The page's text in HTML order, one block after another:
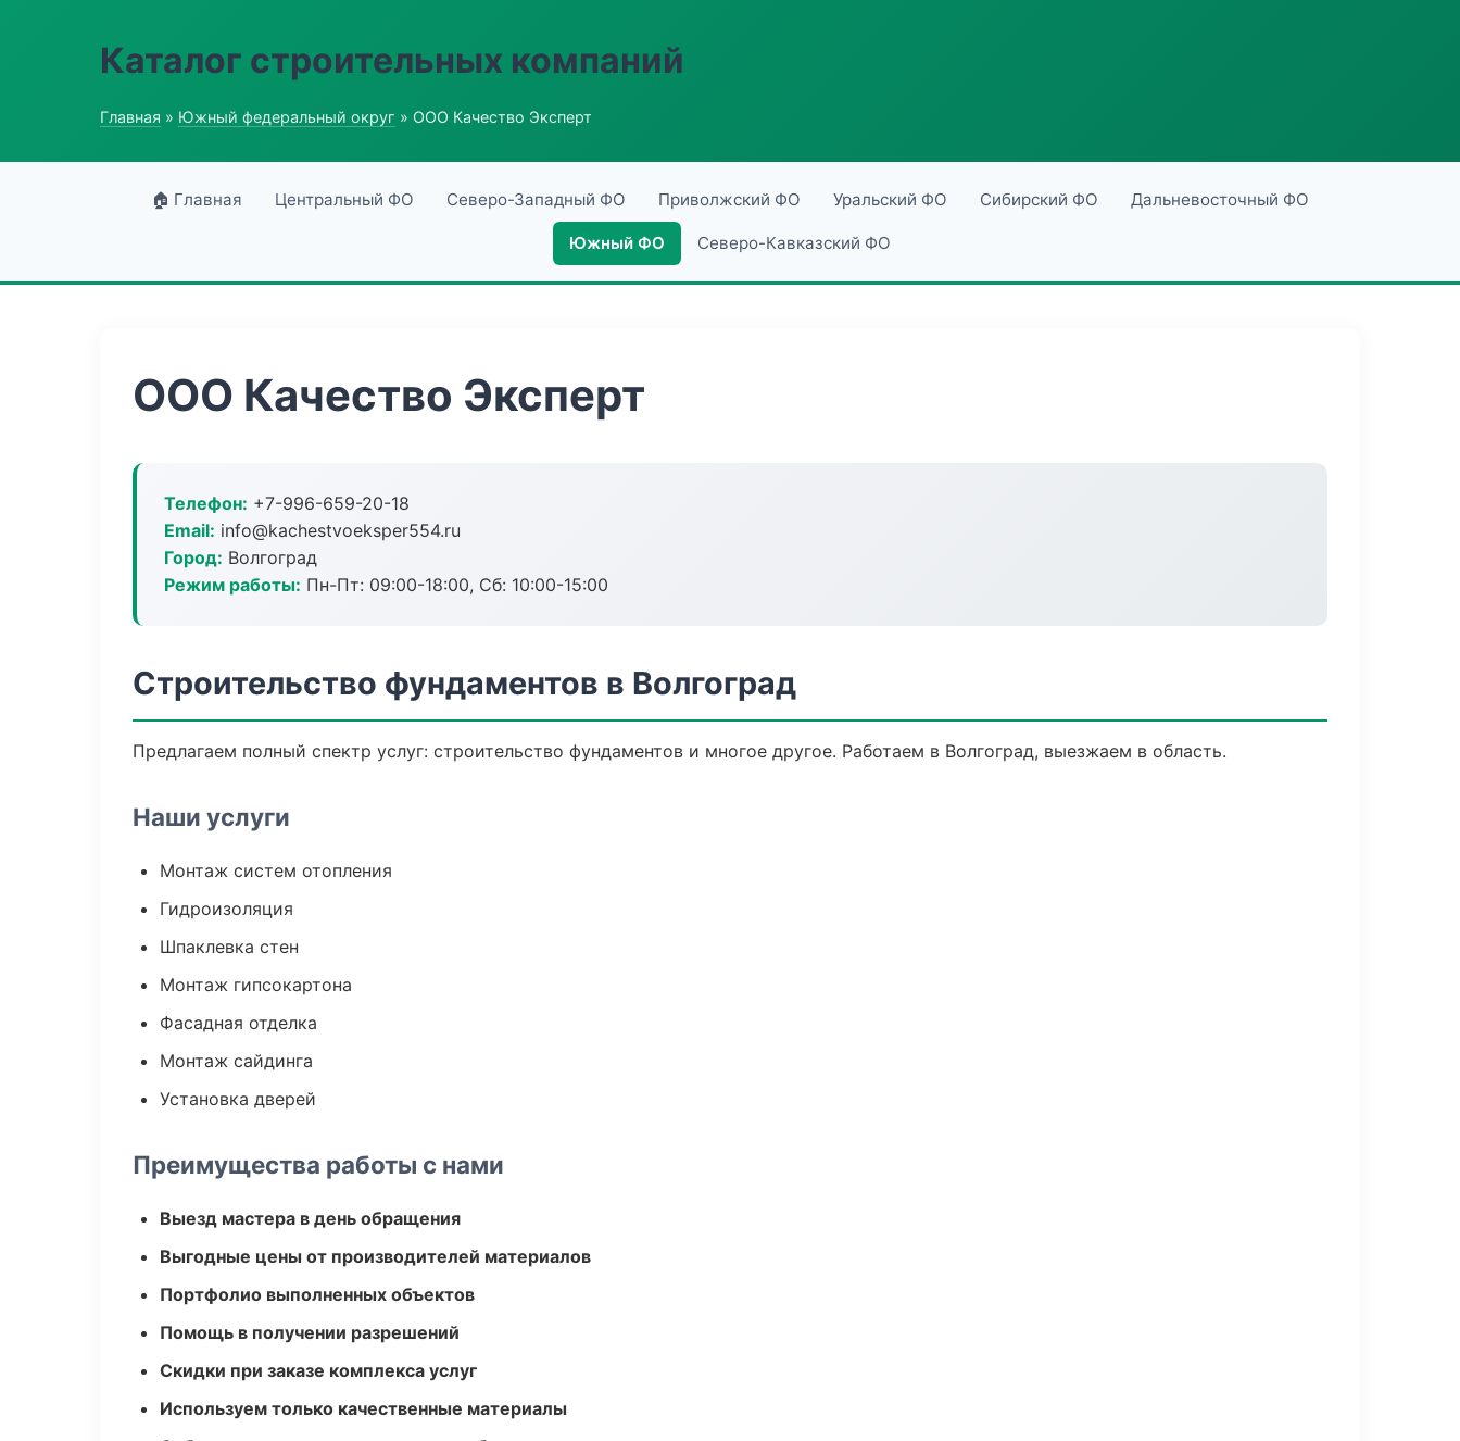
Каталог строительных компаний
Главная » Южный федеральный округ » ООО Качество Эксперт
🏠 Главная Центральный ФО Северо-Западный ФО Приволжский ФО Уральский ФО Сибирский ФО Дальневосточный ФО
Южный ФО Северо-Кавказский ФО
ООО Качество Эксперт
Телефон: +7-996-659-20-18
Email: info@kachestvoeksper554.ru
Город: Волгоград
Режим работы: Пн-Пт: 09:00-18:00, Сб: 10:00-15:00
Строительство фундаментов в Волгоград
Предлагаем полный спектр услуг: строительство фундаментов и многое другое. Работаем в Волгоград, выезжаем в область.
Наши услуги
Монтаж систем отопления
Гидроизоляция
Шпаклевка стен
Монтаж гипсокартона
Фасадная отделка
Монтаж сайдинга
Установка дверей
Преимущества работы с нами
Выезд мастера в день обращения
Выгодные цены от производителей материалов
Портфолио выполненных объектов
Помощь в получении разрешений
Скидки при заказе комплекса услуг
Используем только качественные материалы